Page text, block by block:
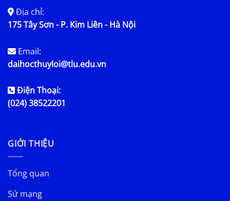
Địa chỉ:
175 Tây Sơn - P. Kim Liên - Hà Nội
Email:
daihocthuyloi@tlu.edu.vn
Điện Thoại:
(024) 38522201
GIỚI THIỆU
Tổng quan
Sứ mạng